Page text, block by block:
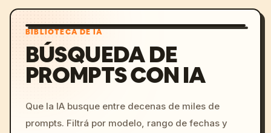
BIBLIOTECA DE IA
BÚSQUEDA DE
PROMPTS CON IA
Que la IA busque entre decenas de miles de
prompts. Filtrá por modelo, rango de fechas y